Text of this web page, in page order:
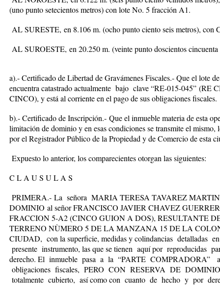
(uno punto setecientos metros) con lote No. 5 fracción A1.
AL SURESTE, en 8.106 m. (ocho punto ciento seis metros), con
AL SUROESTE, en 20.250 m. (veinte punto doscientos
a).- Certificado de Libertad de Gravámenes Fiscales.-Que el lote
encuentra catastrado actualmente bajo clave“RE-015-045” (RE
CINCO), y está al corriente en el pago de sus obligaciones fiscales.
b).- Certificado de Inscripción.- Que el inmueble materia de esta
limitación de dominio y en esas condiciones se transmite el
por el Registrador Público de la Propiedad y de Comercio de esta
Expuesto lo anterior, los comparecientes otorgan las siguientes:
C L A U S U L A S
PRIMERA.- La señora MARIA TERESA TAVAREZ
DOMINIO al señorFRANCISCO JAVIER CHAVEZ
FRACCION 5-A2 (CINCO GUION A DOS), RESULTANTE
TERRENO NÙMERO 5 DE LA MANZANA 15 DE LA
CIUDAD, con la superficie, medidas y colindancias
presente instrumento, las que se tienen aquí por reproducidas
derecho. El inmueble pasa a la “PARTE COMPRADORA”
obligaciones fiscales, PERO CON RESERVA DE DOMINIO
totalmente cubierto, así como con cuanto de hecho y por